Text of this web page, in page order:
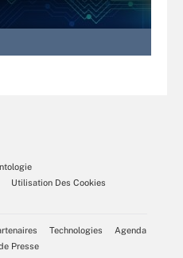
Utilisation Des Cookies
Technologies
Agenda
Presse